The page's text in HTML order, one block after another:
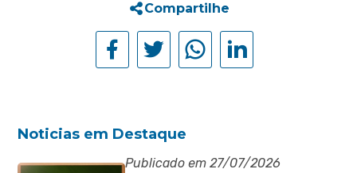
Compartilhe
Noticias em Destaque
Publicado em 27/07/2026